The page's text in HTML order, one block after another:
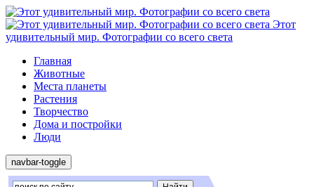
Этот
удивительный мир. Фотографии со всего света
Главная
Животные
Места планеты
Растения
Творчество
Дома и постройки
Люди
navbar-toggle